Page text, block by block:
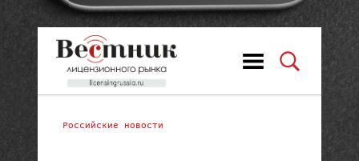
Российские новости